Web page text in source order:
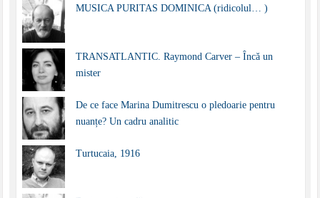
MUSICA PURITAS DOMINICA (ridicolul… )
TRANSATLANTIC. Raymond Carver – Încă un
mister
De ce face Marina Dumitrescu o pledoarie pentru
nuanțe? Un cadru analitic
Turtucaia, 1916